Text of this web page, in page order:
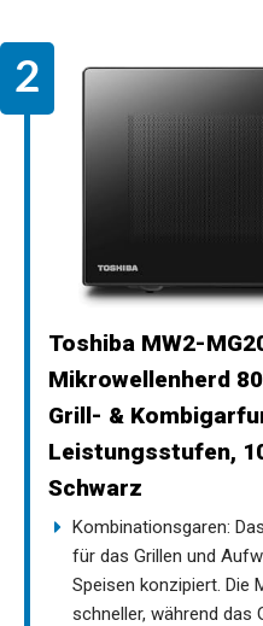
Toshiba MW2-
Mikrowellenherd
Grill- &
Leistungsstufen,
Schwarz
Kombinationsgaren:
für das Grillen und
Speisen konzipiert. Die
schneller, während das